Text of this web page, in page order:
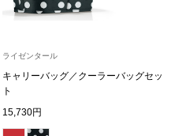
ライゼンタール
キャリーバッグ／クーラーバッグセッ
ト
15,730円